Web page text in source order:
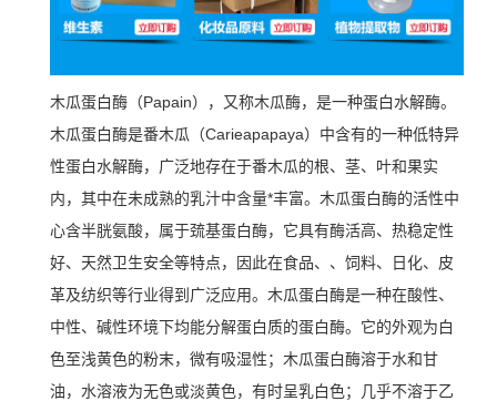
木瓜蛋白酶（Papain），又称木瓜酶，是一种蛋白水解酶。
木瓜蛋白酶是番木瓜（Carieapapaya）中含有的一种低特异
性蛋白水解酶，广泛地存在于番木瓜的根、茎、叶和果实
内，其中在未成熟的乳汁中含量*丰富。木瓜蛋白酶的活性中
心含半胱氨酸，属于巯基蛋白酶，它具有酶活高、热稳定性
好、天然卫生安全等特点，因此在食品、、饲料、日化、皮
革及纺织等行业得到广泛应用。 木瓜蛋白酶是一种在酸性、
中性、碱性环境下均能分解蛋白质的蛋白酶。它的外观为白
色至浅黄色的粉末，微有吸湿性；木瓜蛋白酶溶于水和甘
油，水溶液为无色或淡黄色，有时呈乳白色；几乎不溶于乙